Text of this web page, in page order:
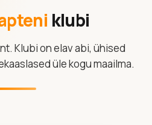
klubi
Klubi on elav abi, ühised
üle kogu maailma.